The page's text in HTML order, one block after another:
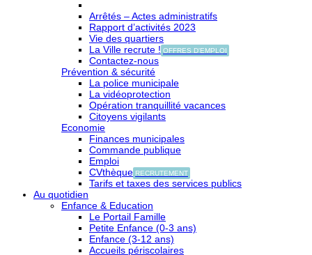
Arrêtés – Actes administratifs
Rapport d’activités 2023
Vie des quartiers
La Ville recrute ! OFFRES D'EMPLOI
Contactez-nous
Prévention & sécurité
La police municipale
La vidéoprotection
Opération tranquillité vacances
Citoyens vigilants
Economie
Finances municipales
Commande publique
Emploi
CVthèque RECRUTEMENT
Tarifs et taxes des services publics
Au quotidien
Enfance & Education
Le Portail Famille
Petite Enfance (0-3 ans)
Enfance (3-12 ans)
Accueils périscolaires